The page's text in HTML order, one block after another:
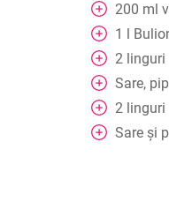
200 ml
1 l
2 linguri
Sare,
2 linguri
Sare și